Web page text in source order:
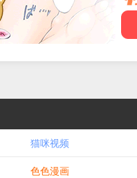
猫咪视频
色色漫画